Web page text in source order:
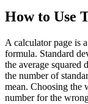
How to Use
A calculator page is
formula. Standard
the average squared
the number of
mean. Choosing the
number for the